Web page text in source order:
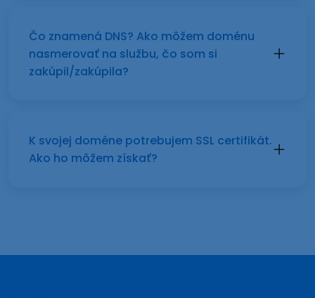
Čo znamená DNS? Ako môžem doménu
nasmerovať na službu, čo som si
zakúpil/zakúpila?
K svojej doméne potrebujem SSL certifikát.
Ako ho môžem získať?